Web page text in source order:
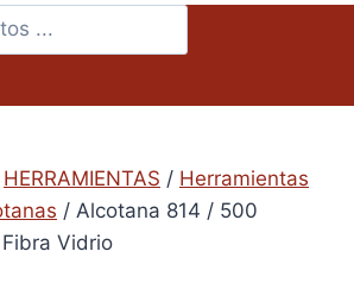
HERRAMIENTAS / Herramientas
/ Alcotana 814 / 500
Vidrio